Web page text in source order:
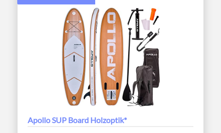
Apollo SUP Board Holzoptik*